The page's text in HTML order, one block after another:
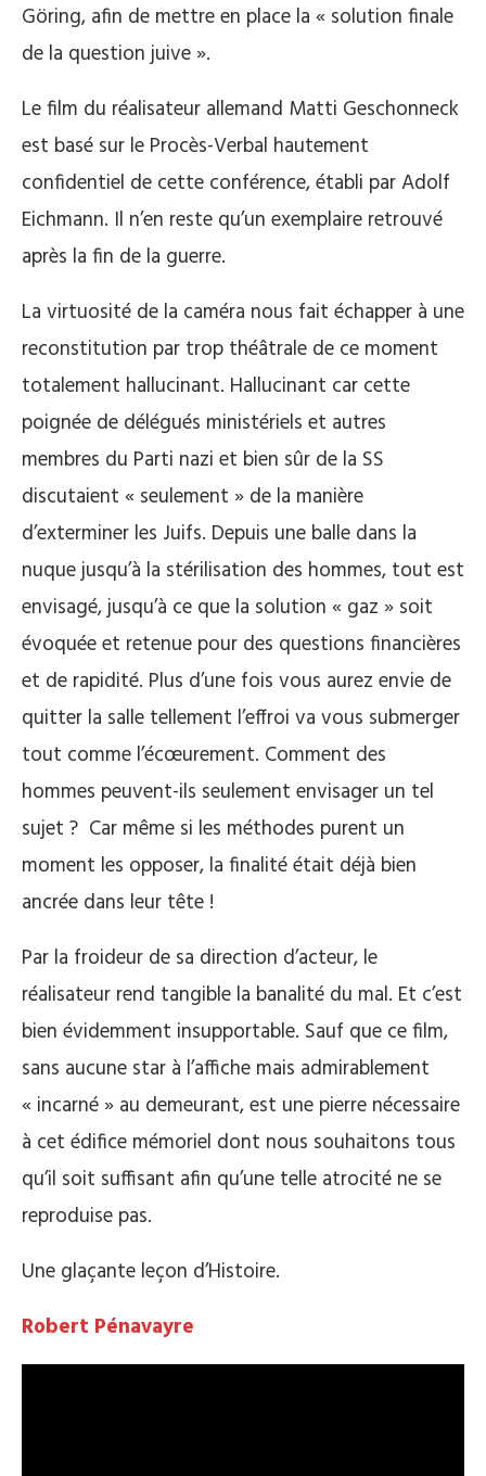
Göring, afin de mettre en place la « solution finale
de la question juive ».
Le film du réalisateur allemand Matti Geschonneck
est basé sur le Procès-Verbal hautement
confidentiel de cette conférence, établi par Adolf
Eichmann. Il n’en reste qu’un exemplaire retrouvé
après la fin de la guerre.
La virtuosité de la caméra nous fait échapper à une
reconstitution par trop théâtrale de ce moment
totalement hallucinant. Hallucinant car cette
poignée de délégués ministériels et autres
membres du Parti nazi et bien sûr de la SS
discutaient « seulement » de la manière
d’exterminer les Juifs. Depuis une balle dans la
nuque jusqu’à la stérilisation des hommes, tout est
envisagé, jusqu’à ce que la solution « gaz » soit
évoquée et retenue pour des questions financières
et de rapidité. Plus d’une fois vous aurez envie de
quitter la salle tellement l’effroi va vous submerger
tout comme l’écœurement. Comment des
hommes peuvent-ils seulement envisager un tel
sujet ? Car même si les méthodes purent un
moment les opposer, la finalité était déjà bien
ancrée dans leur tête !
Par la froideur de sa direction d’acteur, le
réalisateur rend tangible la banalité du mal. Et c’est
bien évidemment insupportable. Sauf que ce film,
sans aucune star à l’affiche mais admirablement
« incarné » au demeurant, est une pierre nécessaire
à cet édifice mémoriel dont nous souhaitons tous
qu’il soit suffisant afin qu’une telle atrocité ne se
reproduise pas.
Une glaçante leçon d’Histoire.
Robert Pénavayre